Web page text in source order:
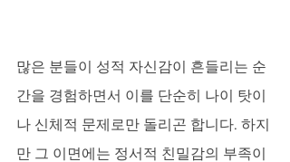
많은 분들이 성적 자신감이 흔들리는 순
간을 경험하면서 이를 단순히 나이 탓이
나 신체적 문제로만 돌리곤 합니다. 하지
만 그 이면에는 정서적 친밀감의 부족이